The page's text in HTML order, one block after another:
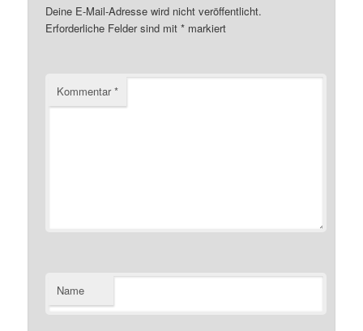
Deine E-Mail-Adresse wird nicht veröffentlicht.
Erforderliche Felder sind mit* markiert
Kommentar*
Name